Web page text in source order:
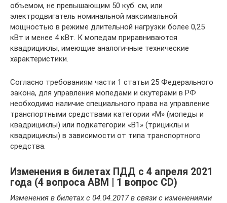
объемом, не превышающим 50 куб. см, или
электродвигатель номинальной максимальной
мощностью в режиме длительной нагрузки более 0,25
кВт и менее 4 кВт. К мопедам приравниваются
квадрициклы, имеющие аналогичные технические
характеристики.
Согласно требованиям части 1 статьи 25 Федерального
закона, для управления мопедами и скутерами в РФ
необходимо наличие специального права на управление
транспортными средствами категории «М» (мопеды и
квадрициклы) или подкатегории «В1» (трициклы и
квадрициклы) в зависимости от типа транспортного
средства.
Изменения в билетах ПДД с 4 апреля 2021
года (4 вопроса ABM | 1 вопрос CD)
Изменения в билетах с 04.04.2017 в связи с изменениями